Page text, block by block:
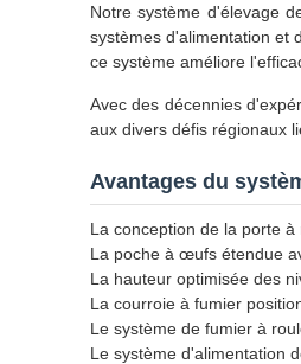
Notre système d'élevage
systèmes d'alimentation et
ce système améliore
Avec des décennies
aux divers défis régionaux
Avantages du
La conception de la porte
La poche à œufs étendue
La hauteur optimisée des
La courroie à fumier
Le système de fumier à
Le système d'alimentation